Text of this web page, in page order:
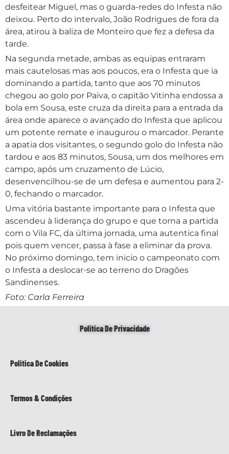
desfeitear Miguel, mas o guarda-redes do Infesta não
deixou. Perto do intervalo, João Rodrigues de fora da
área, atirou à baliza de Monteiro que fez a defesa da
tarde.
Na segunda metade, ambas as equipas entraram
mais cautelosas mas aos poucos, era o Infesta que ia
dominando a partida, tanto que aos 70 minutos
chegou ao golo por Paiva, o capitão Vitinha endossa a
bola em Sousa, este cruza da direita para a entrada da
área onde aparece o avançado do Infesta que aplicou
um potente remate e inaugurou o marcador. Perante
a apatia dos visitantes, o segundo golo do Infesta não
tardou e aos 83 minutos, Sousa, um dos melhores em
campo, após um cruzamento de Lúcio,
desenvencilhou-se de um defesa e aumentou para 2-
0, fechando o marcador.
Uma vitória bastante importante para o Infesta que
ascendeu à liderança do grupo e que torna a partida
com o Vila FC, da última jornada, uma autentica final
pois quem vencer, passa à fase a eliminar da prova.
No próximo domingo, tem inicio o campeonato com
o Infesta a deslocar-se ao terreno do Dragões
Sandinenses.
Foto: Carla Ferreira
Politica De Privacidade
Politica De Cookies
Termos & Condições
Livro De Reclamações